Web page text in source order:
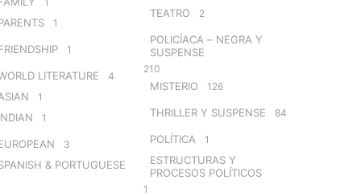
1
1
LITERATURE 4
1
1
3
& PORTUGUESE
TEATRO 2
POLICÍACA – NEGRA Y
SUSPENSE
210
MISTERIO 126
THRILLER Y SUSPENSE 84
POLÍTICA 1
ESTRUCTURAS Y
PROCESOS POLÍTICOS
1